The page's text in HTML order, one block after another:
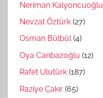
Neriman Kalyoncuoğlu
Nevzat Öztürk (27)
Osman Bülbül(4)
Oya Canbazoğlu (12)
Rafet Ulutürk (187)
Raziye Çakır (65)